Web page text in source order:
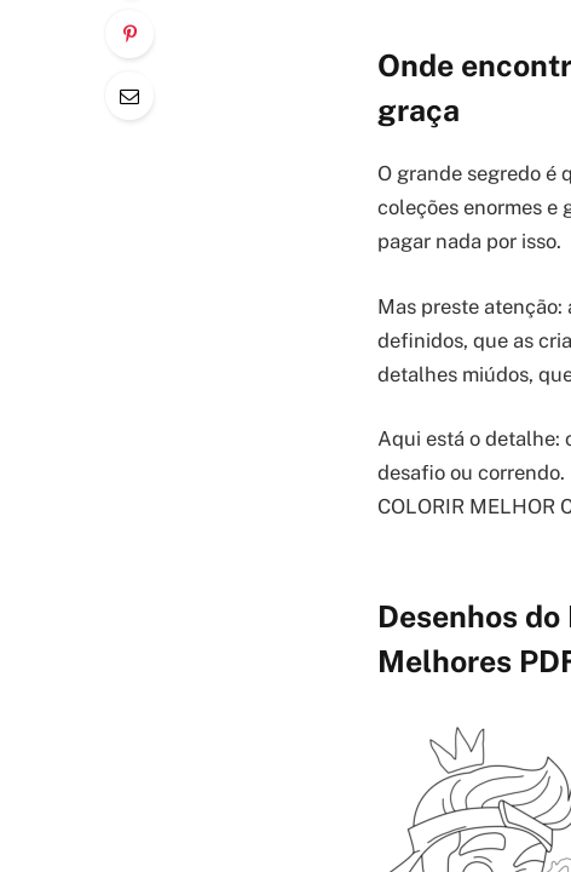
Onde
graça
O grande segredo é
coleções enormes e
pagar nada por isso.
Mas preste atenção:
definidos, que as
detalhes miúdos,
Aqui está o detalhe:
desafio ou correndo.
COLORIR MELHOR
Desenhos
Melhores